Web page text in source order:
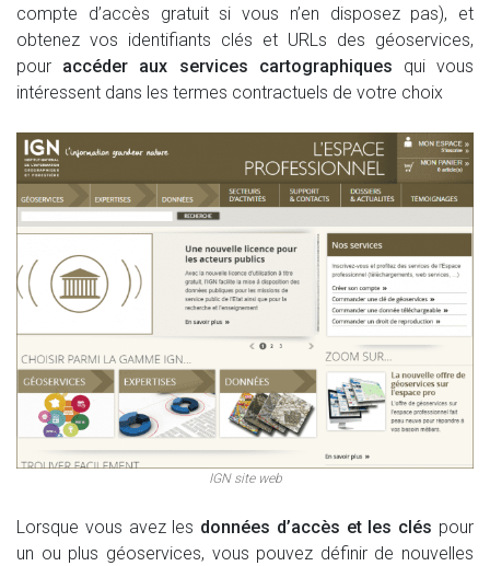
compte d’accès gratuit si vous n’en disposez pas), et
obtenez vos identifiants clés et URLs des géoservices,
pour accéder aux services cartographiques qui vous
intéressent dans les termes contractuels de votre choix
IGN site web
Lorsque vous avez les données d’accès et les clés pour
un ou plus géoservices, vous pouvez définir de nouvelles